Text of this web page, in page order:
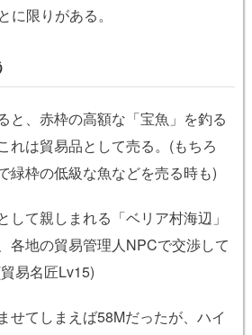
に限りがある。
と、赤枠の高額な「宝魚」を釣る
れは貿易品として売る。(もちろ
緑枠の低級な魚などを売る時も)
して親しまれる「ベリア村海辺」
各地の貿易管理人NPCで交渉して
易名匠Lv15)
せてしまえば58Mだったが、ハイ